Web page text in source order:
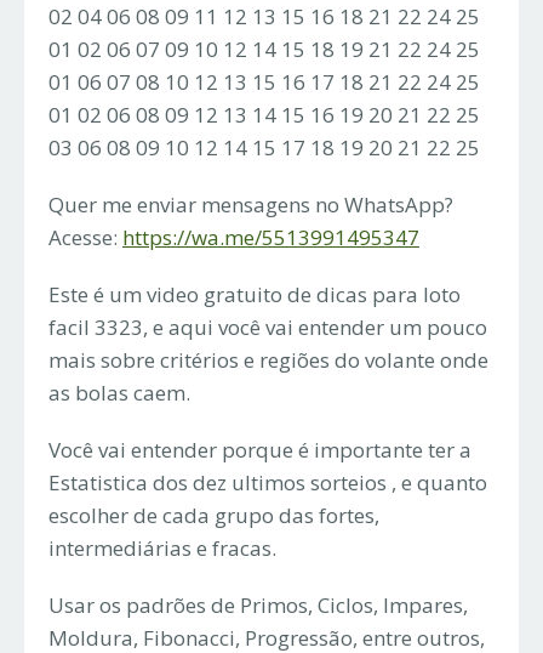
02 04 06 08 09 11 12 13 15 16 18 21 22 24 25
01 02 06 07 09 10 12 14 15 18 19 21 22 24 25
01 06 07 08 10 12 13 15 16 17 18 21 22 24 25
01 02 06 08 09 12 13 14 15 16 19 20 21 22 25
03 06 08 09 10 12 14 15 17 18 19 20 21 22 25
Quer me enviar mensagens no WhatsApp?
Acesse: https://wa.me/5513991495347
Este é um video gratuito de dicas para loto
facil 3323, e aqui você vai entender um pouco
mais sobre critérios e regiões do volante onde
as bolas caem.
Você vai entender porque é importante ter a
Estatistica dos dez ultimos sorteios , e quanto
escolher de cada grupo das fortes,
intermediárias e fracas.
Usar os padrões de Primos, Ciclos, Impares,
Moldura, Fibonacci, Progressão, entre outros,